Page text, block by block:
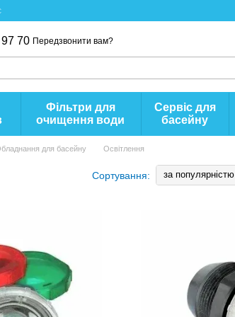
70 Передзвонити вам?
Фільтри для
очищення води
Сервіс для
басейну
для басейну Освітлення
Сортування: за популярністю